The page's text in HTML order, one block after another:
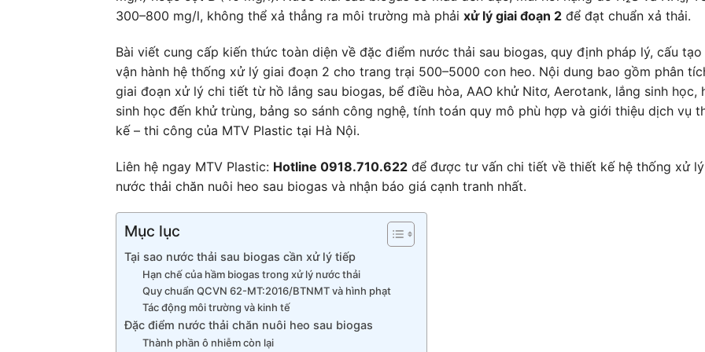
300–800 mg/l, không thể xả thẳng ra môi trường mà phải xử lý giai đoạn 2 để đạt chuẩn xả thải.
Bài viết cung cấp kiến thức toàn diện về đặc điểm nước thải sau biogas, quy định pháp lý, cấu tạo
vận hành hệ thống xử lý giai đoạn 2 cho trang trại 500–5000 con heo. Nội dung bao gồm phân
giai đoạn xử lý chi tiết từ hồ lắng sau biogas, bể điều hòa, AAO khử Nitơ, Aerotank, lắng sinh học,
sinh học đến khử trùng, bảng so sánh công nghệ, tính toán quy mô phù hợp và giới thiệu dịch vụ
kế – thi công của MTV Plastic tại Hà Nội.
Liên hệ ngay MTV Plastic: Hotline 0918.710.622 để được tư vấn chi tiết về thiết kế hệ thống xử lý
nước thải chăn nuôi heo sau biogas và nhận báo giá cạnh tranh nhất.
Mục lục
Tại sao nước thải sau biogas cần xử lý tiếp
Hạn chế của hầm biogas trong xử lý nước thải
Quy chuẩn QCVN 62-MT:2016/BTNMT và hình phạt
Tác động môi trường và kinh tế
Đặc điểm nước thải chăn nuôi heo sau biogas
Thành phần ô nhiễm còn lại